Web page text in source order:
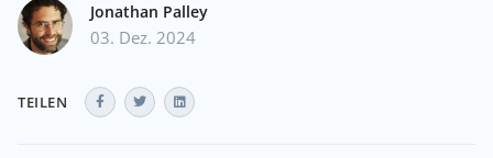
Jonathan Palley
03. Dez. 2024
TEILEN